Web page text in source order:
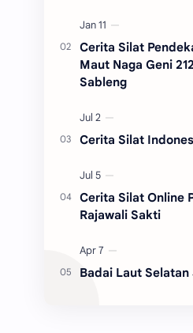
Cerita Silat
Maut Naga Geni
Sableng
Cerita Silat
Cerita Silat Online
Rajawali Sakti
Badai Laut Selatan